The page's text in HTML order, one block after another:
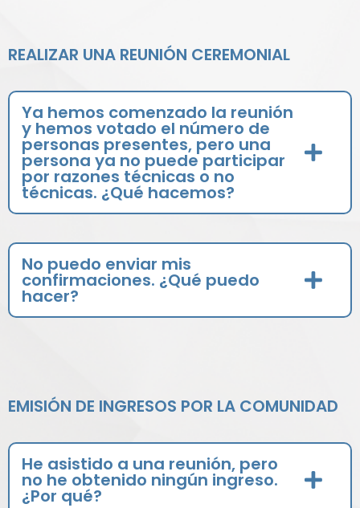
REALIZAR UNA REUNIÓN CEREMONIAL
Ya hemos comenzado la reunión
y hemos votado el número de
personas presentes, pero una
persona ya no puede participar
por razones técnicas o no
técnicas. ¿Qué hacemos?
No puedo enviar mis
confirmaciones. ¿Qué puedo
hacer?
EMISIÓN DE INGRESOS POR LA COMUNIDAD
He asistido a una reunión, pero
no he obtenido ningún ingreso.
¿Por qué?